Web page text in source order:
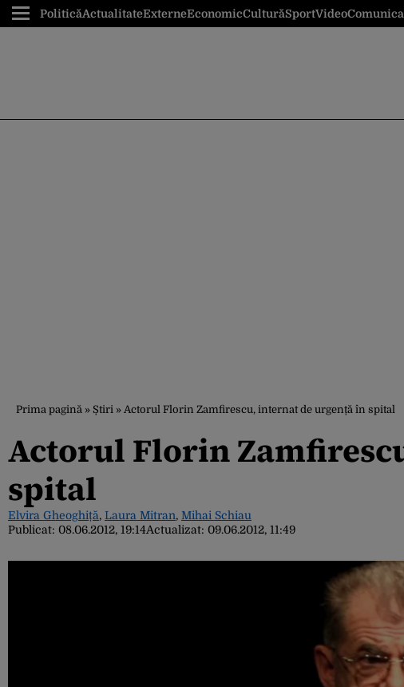
PoliticăActualitateExterneEconomicCulturăSportVideo
Prima pagină » Știri » Actorul Florin Zamfirescu, internat de urgență în spital
Actorul Florin
spital
Elvira Gheoghiță, Laura Mitran, Mihai Schiau
Publicat: 08.06.2012, 19:14Actualizat: 09.06.2012, 11:49